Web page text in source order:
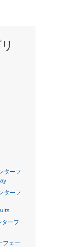
ターフ
ターフ
ーフ
フェー